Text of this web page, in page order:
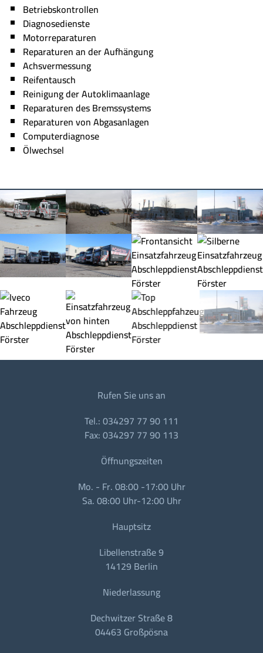
Betriebskontrollen
Diagnosedienste
Motorreparaturen
Reparaturen an der Aufhängung
Achsvermessung
Reifentausch
Reinigung der Autoklimaanlage
Reparaturen des Bremssystems
Reparaturen von Abgasanlagen
Computerdiagnose
Ölwechsel
Rufen Sie uns an
Tel.: 034297 77 90 111
Fax: 034297 77 90 113
Öffnungszeiten
Mo. - Fr. 08:00 -17:00 Uhr
Sa. 08:00 Uhr-12:00 Uhr
Hauptsitz
Libellenstraße 9
14129 Berlin
Niederlassung
Dechwitzer Straße 8
04463 Großpösna